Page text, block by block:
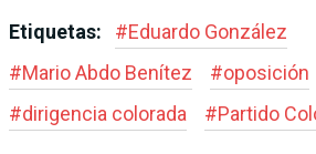
Etiquetas: #Eduardo González
#Mario Abdo Benítez #oposición
#dirigencia colorada #Partido